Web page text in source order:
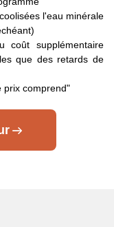
Public en
Unis et le Canada:
:
l'eau minérale
coût supplémentaire
que des retards de
prix comprend"